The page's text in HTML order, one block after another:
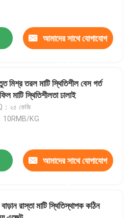
আমাদের সাথে যোগাযোগ
মিশ্র তরল মাটি স্থিতিশীল বেস গর্ত
মাটি স্থিতিশীলতা ঢালাই
：২৫ কেজি
10RMB/KG
আমাদের সাথে যোগাযোগ
রাস্তা মাটি স্থিতিস্থাপক কঠিন